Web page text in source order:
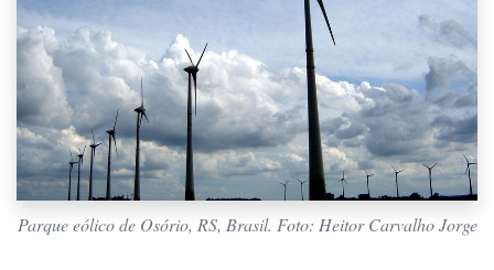
Parque eólico de Osório, RS, Brasil. Foto: Heitor Carvalho Jorge